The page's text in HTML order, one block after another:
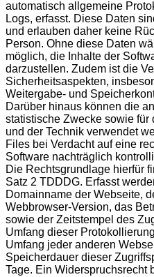
automatisch allgemeine
Logs, erfasst. Diese Daten
und erlauben daher keine
Person. Ohne diese Daten
möglich, die Inhalte der
darzustellen. Zudem ist die
Sicherheitsaspekten,
Weitergabe- und
Darüber hinaus können die
statistische Zwecke sowie für
und der Technik verwendet
Files bei Verdacht auf eine
Software nachträglich
Die Rechtsgrundlage hierfür
Satz 2 TDDDG. Erfasst
Domainname der Webseite,
Webbrowser-Version, das
sowie der Zeitstempel des
Umfang dieser
Umfang jeder anderen
Speicherdauer dieser
Tage. Ein Widerspruchsrecht